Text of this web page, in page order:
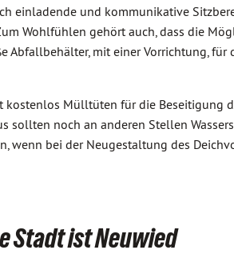
einladende und kommunikative
Wohlfühlen gehört auch, dass die
mit einer Vorrichtung,
Mülltüten für die Beseitigung
sollten noch an anderen Stellen
bei der Neugestaltung des
Stadt ist Neuwied